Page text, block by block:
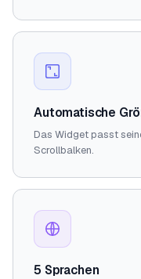
Automatische
Das Widget passt
Scrollbalken.
5 Sprachen